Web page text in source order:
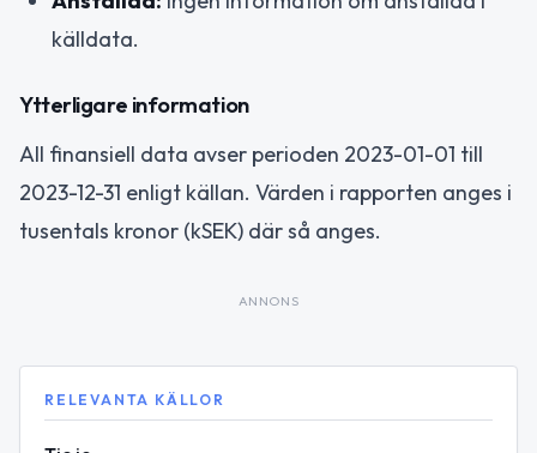
källdata.
Ytterligare information
All finansiell data avser perioden 2023-01-01 till
2023-12-31 enligt källan. Värden i rapporten anges i
tusentals kronor (kSEK) där så anges.
ANNONS
RELEVANTA KÄLLOR